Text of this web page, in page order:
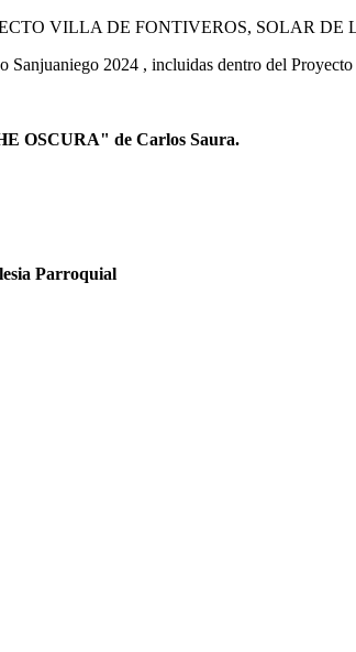
VILLA DE FONTIVEROS, SOLAR DE
Sanjuaniego 2024 , incluidas dentro del
OSCURA" de Carlos Saura.
Parroquial